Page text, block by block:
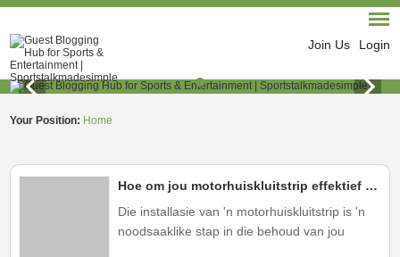
Join Us Login
Your Position: Home
Hoe om jou motorhuiskluitstrip effektief te installeer en probleme te vermy?
Die installasie van 'n motorhuiskluitstrip is 'n
noodsaaklike stap in die behoud van jou